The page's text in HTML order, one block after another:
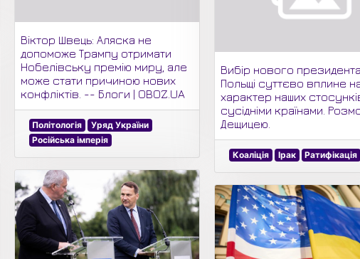
Віктор Швець: Аляска не
допоможе Трампу отримати
Нобелівську премію миру, але
може стати причиною нових
конфліктів. -- Блоги | OBOZ.UA
Політологія
Уряд України
Російська імперія
Вибір нового президента
Польщі суттєво вплине
характер наших
сусідніми країнами.
Дещицею.
Коаліція Ірак Ратифікація